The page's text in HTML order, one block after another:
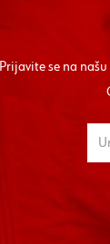
Prijavite se na